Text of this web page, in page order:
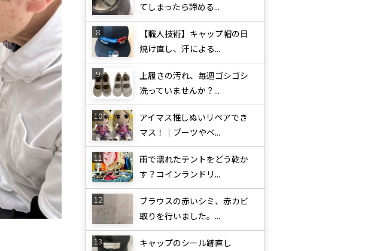
てしまったら諦める...
【職人技術】キャップ帽の日
焼け直し、汗による...
上履きの汚れ、毎週ゴシゴシ
洗っていませんか？...
アイマス推しぬいリペアでき
マス！｜ブーツやベ...
雨で濡れたテントをどう乾か
す？コインランドリ...
ブラウスの赤いシミ、赤カビ
取りを行いました。...
キャップのシール跡直し